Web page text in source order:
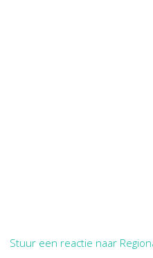
Stuur een reactie naar